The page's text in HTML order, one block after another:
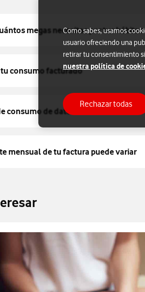
megas necesitas por tus hábitos
consumo facturado
consumo de datos
mensual de tu factura puede variar
Como sabes, usamos
usuario ofreciendo una
retirar tu consentimiento
nuestra política de
Rechazar todas